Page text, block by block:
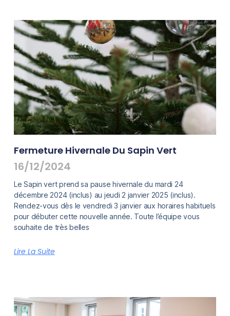
Fermeture Hivernale Du Sapin Vert
16/12/2024
Le Sapin vert prend sa pause hivernale du mardi 24
décembre 2024 (inclus) au jeudi 2 janvier 2025 (inclus).
Rendez-vous dès le vendredi 3 janvier aux horaires habituels
pour débuter cette nouvelle année. Toute l’équipe vous
souhaite de très belles
Lire La Suite